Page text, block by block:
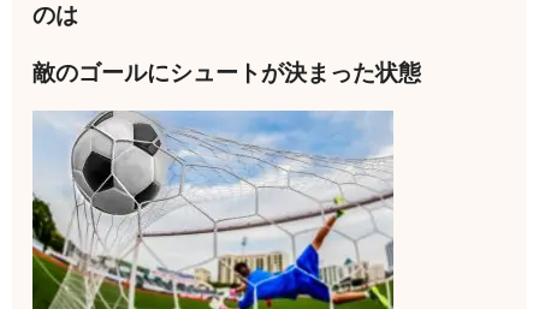
のは
敵のゴールにシュートが決まった状態